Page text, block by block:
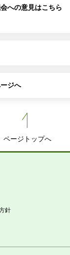
への意見はこちら
ジへ
ページトップへ
針